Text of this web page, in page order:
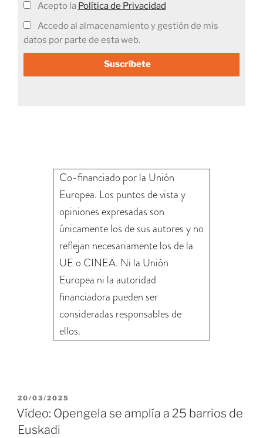
Acepto la Política de Privacidad
Accedo al almacenamiento y gestión de mis
datos por parte de esta web.
Suscríbete
Co-financiado por la Unión
Europea. Los puntos de vista y
opiniones expresadas son
únicamente los de sus autores y no
reflejan necesariamente los de la
UE o CINEA. Ni la Unión
Europea ni la autoridad
financiadora pueden ser
consideradas responsables de
ellos.
20/03/2025
Vídeo: Opengela se amplía a 25 barrios de
Euskadi